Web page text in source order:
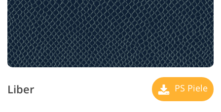
Liber PS Piele